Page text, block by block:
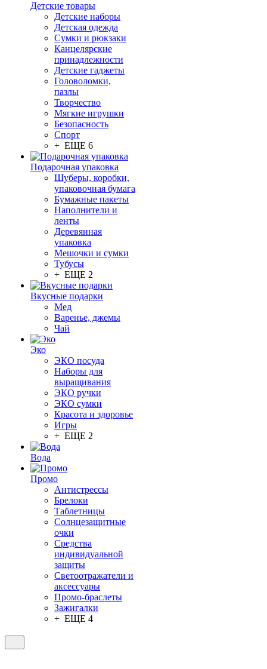
Детские товары
Детские наборы
Детская одежда
Сумки и рюкзаки
Канцелярские
принадлежности
Детские гаджеты
Головоломки,
пазлы
Творчество
Мягкие игрушки
Безопасность
Спорт
+ ЕЩЕ 6
Подарочная упаковка
Шуберы, коробки,
упаковочная бумага
Бумажные пакеты
Наполнители и
ленты
Деревянная
упаковка
Мешочки и сумки
Тубусы
+ ЕЩЕ 2
Вкусные подарки
Мед
Варенье, джемы
Чай
Эко
ЭКО посуда
Наборы для
выращивания
ЭКО ручки
ЭКО сумки
Красота и здоровье
Игры
+ ЕЩЕ 2
Вода
Промо
Антистрессы
Брелоки
Таблетницы
Солнцезащитные
очки
Средства
индивидуальной
защиты
Светоотражатели и
аксессуары
Промо-браслеты
Зажигалки
+ ЕЩЕ 4